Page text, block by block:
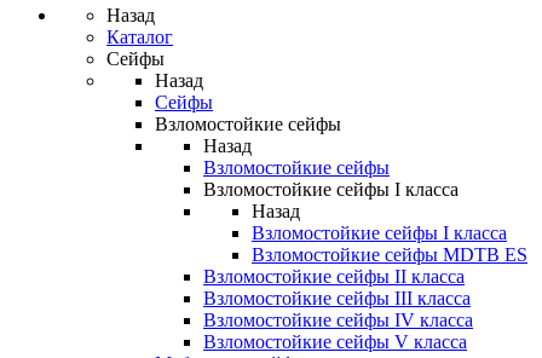
Назад
Каталог
Сейфы
Назад
Сейфы
Взломостойкие сейфы
Назад
Взломостойкие сейфы
Взломостойкие сейфы I класса
Назад
Взломостойкие сейфы I класса
Взломостойкие сейфы MDTB ES
Взломостойкие сейфы II класса
Взломостойкие сейфы III класса
Взломостойкие сейфы IV класса
Взломостойкие сейфы V класса